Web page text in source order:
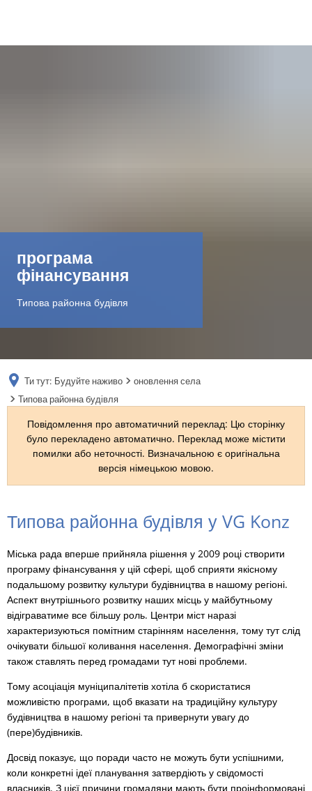
програма
фінансування
Типова районна будівля
Ти тут: Будуйте наживо
оновлення села
Типова районна будівля
Повідомлення про автоматичний переклад: Цю сторінку
було перекладено автоматично. Переклад може містити
помилки або неточності. Визначальною є оригінальна
версія німецькою мовою.
Типова
районна
будівля
Типова районна будівля у VG Konz
Міська рада вперше прийняла рішення у 2009 році створити
програму фінансування у цій сфері, щоб сприяти якісному
подальшому розвитку культури будівництва в нашому регіоні.
Аспект внутрішнього розвитку наших місць у майбутньому
відіграватиме все більшу роль. Центри міст наразі
характеризуються помітним старінням населення, тому тут слід
очікувати більшої коливання населення. Демографічні зміни
також ставлять перед громадами тут нові проблеми.
Тому асоціація муніципалітетів хотіла б скористатися
можливістю програми, щоб вказати на традиційну культуру
будівництва в нашому регіоні та привернути увагу до
(пере)будівників.
Досвід показує, що поради часто не можуть бути успішними,
коли конкретні ідеї планування затвердіють у свідомості
власників. З цієї причини громадяни мають бути проінформовані